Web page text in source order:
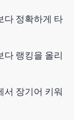
다 정확하게 타
다 랭킹을 올리
서 장기어 키워